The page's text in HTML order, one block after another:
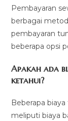
Pembayaran
berbagai
pembayaran
beberapa opsi
Apakah ada
ketahui?
Beberapa
meliputi biaya